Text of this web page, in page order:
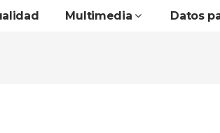
Multimedia Datos